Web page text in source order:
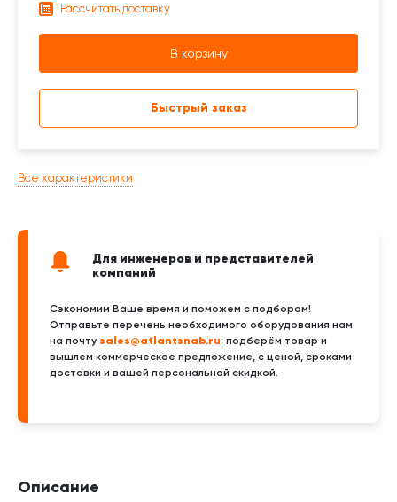
Все характеристики
Для инженеров и представителей
компаний
Сэкономим Ваше время и поможем с подбором!
Отправьте перечень необходимого оборудования нам
на почту sales@atlantsnab.ru: подберём товар и
вышлем коммерческое предложение, с ценой, сроками
доставки и вашей персональной скидкой.
Рассчитать доставку
В корзину
Быстрый заказ
Описание